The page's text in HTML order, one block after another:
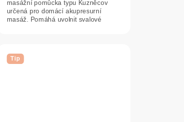
masážní pomůcka typu Kuzněcov
určená pro domácí akupresurní
masáž. Pomáhá uvolnit svalové
Tip